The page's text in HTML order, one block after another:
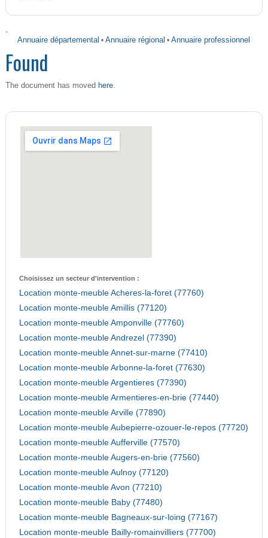
-
Annuaire départemental •Annuaire régional •Annuaire professionnel
Found
The document has moved here.
Choisissez un secteur d'intervention :
Location monte-meuble Acheres-la-foret (77760)
Location monte-meuble Amillis (77120)
Location monte-meuble Amponville (77760)
Location monte-meuble Andrezel (77390)
Location monte-meuble Annet-sur-marne (77410)
Location monte-meuble Arbonne-la-foret (77630)
Location monte-meuble Argentieres (77390)
Location monte-meuble Armentieres-en-brie (77440)
Location monte-meuble Arville (77890)
Location monte-meuble Aubepierre-ozouer-le-repos (77720)
Location monte-meuble Aufferville (77570)
Location monte-meuble Augers-en-brie (77560)
Location monte-meuble Aulnoy (77120)
Location monte-meuble Avon (77210)
Location monte-meuble Baby (77480)
Location monte-meuble Bagneaux-sur-loing (77167)
Location monte-meuble Bailly-romainvilliers (77700)